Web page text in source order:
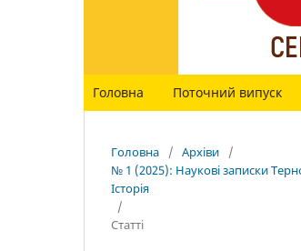
Головна Поточний випуск
Головна / Архіви
/
№ 1 (2025): Наукові записки
Історія
/
Статті